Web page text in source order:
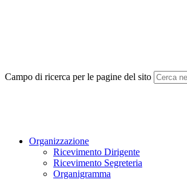
Campo di ricerca per le pagine del sito
Organizzazione
Ricevimento Dirigente
Ricevimento Segreteria
Organigramma